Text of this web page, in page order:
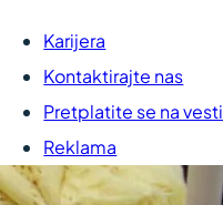
Karijera
Kontaktirajte nas
Pretplatite se na vesti
Reklama
Urednička politika